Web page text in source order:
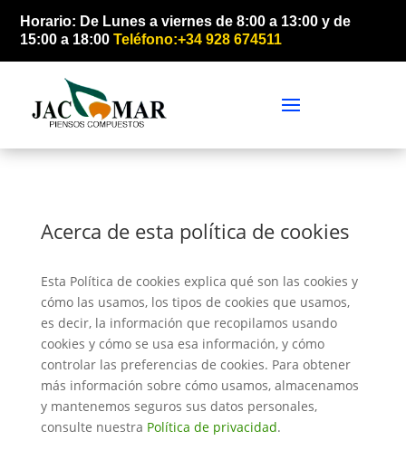
Horario: De Lunes a viernes de 8:00 a 13:00 y de
15:00 a 18:00Teléfono:+34 928 674511
Acerca de esta política de cookies
Esta Política de cookies explica qué son las cookies y
cómo las usamos, los tipos de cookies que usamos,
es decir, la información que recopilamos usando
cookies y cómo se usa esa información, y cómo
controlar las preferencias de cookies. Para obtener
más información sobre cómo usamos, almacenamos
y mantenemos seguros sus datos personales,
consulte nuestra Política de privacidad.